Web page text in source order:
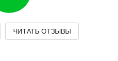
ЧИТАТЬ ОТЗЫВЫ